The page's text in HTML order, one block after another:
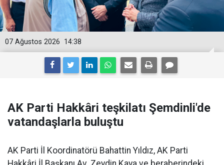
14:38
07 Ağustos 2026
AK Parti Hakkâri teşkilatı Şemdinli'de
vatandaşlarla buluştu
AK Parti İl Koordinatörü Bahattin Yıldız, AK Parti